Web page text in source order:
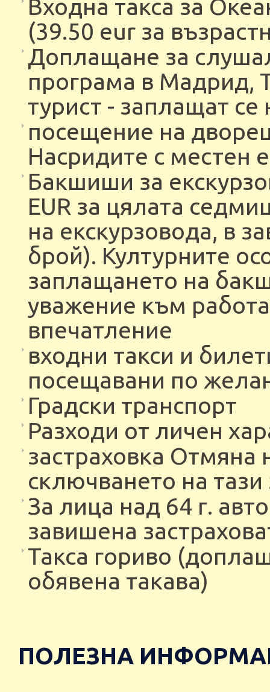
Входна такса за
(39.50 eur за
Доплащане за
програма в Мадрид,
турист - заплащат се
посещение на
Насридите с местен
Бакшиши за
EUR за цялата
на екскурзовода, в
брой). Културните
заплащането на
уважение към
впечатление
входни такси и
посещавани по
Градски транспорт
Разходи от личен
застраховка
сключването на тази
За лица над 64 г.
завишена
Такса гориво
обявена такава)
ПОЛЕЗНА